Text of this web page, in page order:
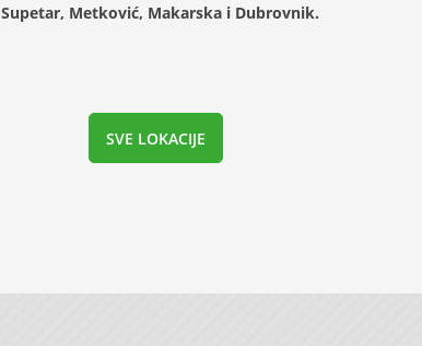
Supetar, Metković, Makarska i Dubrovnik.
SVE LOKACIJE